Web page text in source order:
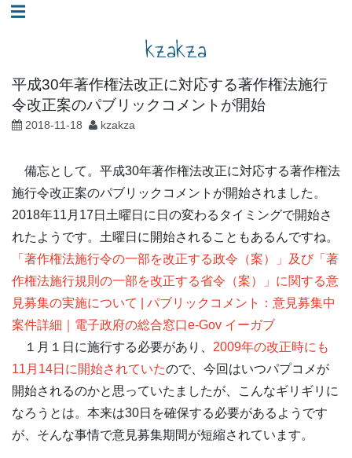
コ☰
kzakza
平成30年著作権法改正に対応する著作権法施行
令改正案のパブリックコメントが開始
2018-11-18 kzakza
備忘として。平成30年著作権法改正に対応する著作権法
施行令改正案のパブリックコメントが開始されました。
2018年11月17日土曜日に日の変わるタイミングで開始さ
れたようです。土曜日に開始されることもあるんですね。
「著作権法施行令の一部を改正する政令（案）」及び「著
作権法施行規則の一部を改正する省令（案）」に関する意
見募集の実施について | パブリックコメント：意見募集中
案件詳細｜電子政府の総合窓口e-Gov イーガブ
１月１日に施行する必要があり、 2009年の改正時にも
11月14日に開始されていたので、今回はいつパプコメが
開始されるのかと思っていたましたが、こんなギリギリに
なろうとは。本来は30日を確保する必要があるようです
が、そんな事情で意見募集期間が短縮されています。